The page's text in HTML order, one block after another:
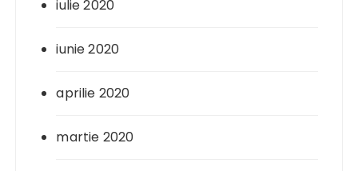
iulie 2020
iunie 2020
aprilie 2020
martie 2020